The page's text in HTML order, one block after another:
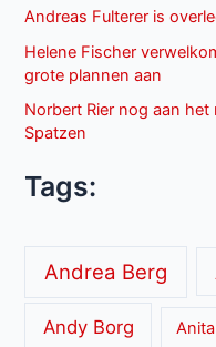
Andreas Fulterer is
Helene Fischer
grote plannen aan
Norbert Rier nog aan
Spatzen
Tags:
Andrea Berg
Andy Borg